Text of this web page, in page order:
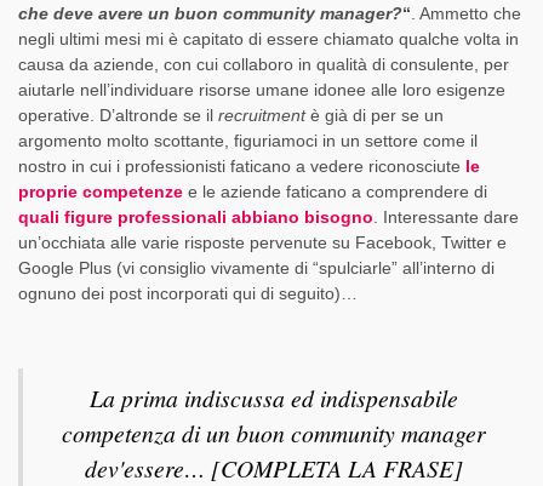
che deve avere un buon community manager?“. Ammetto che
negli ultimi mesi mi è capitato di essere chiamato qualche volta in
causa da aziende, con cui collaboro in qualità di consulente, per
aiutarle nell’individuare risorse umane idonee alle loro esigenze
operative. D’altronde se il recruitmentè già di per se un
argomento molto scottante, figuriamoci in un settore come il
nostro in cui i professionisti faticano a vedere riconosciute le
proprie competenze e le aziende faticano a comprendere di
quali figure professionali abbiano bisogno. Interessante dare
un’occhiata alle varie risposte pervenute su Facebook, Twitter e
Google Plus (vi consiglio vivamente di “spulciarle” all’interno di
ognuno dei post incorporati qui di seguito)…
La prima indiscussa ed indispensabile
competenza di un buon community manager
dev'essere… [COMPLETA LA FRASE]